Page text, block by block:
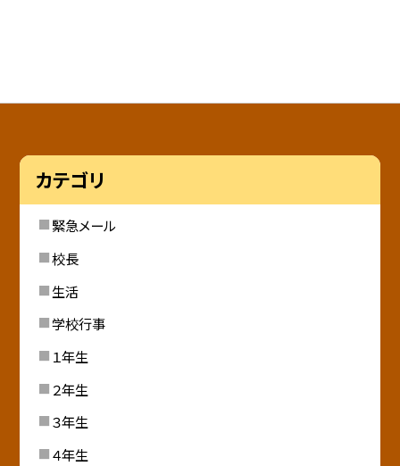
カテゴリ
緊急メール
校長
生活
学校行事
１年生
２年生
３年生
４年生